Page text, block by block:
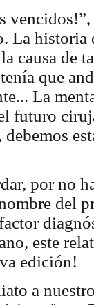
La historia
causa de
que
La
futuro
por no
del
este
edición!
a